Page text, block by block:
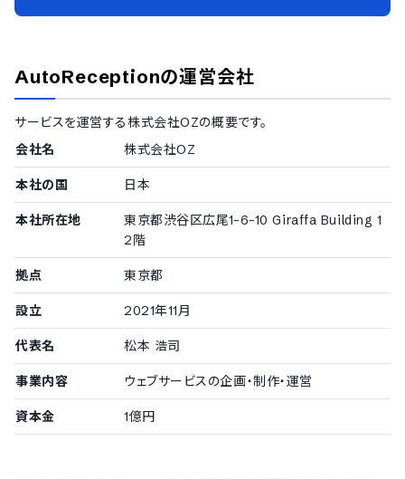
AutoReceptionの運営会社
サービスを運営する株式会社OZの概要です。
会社名
株式会社OZ
本社の国 日本
本社所在地
東京都渋谷区広尾1-6-10 Giraffa Building 1
2階
拠点 東京都
設立 2021年11月
代表名 松本 浩司
事業内容 ウェブサービスの企画・制作・運営
資本金 1億円